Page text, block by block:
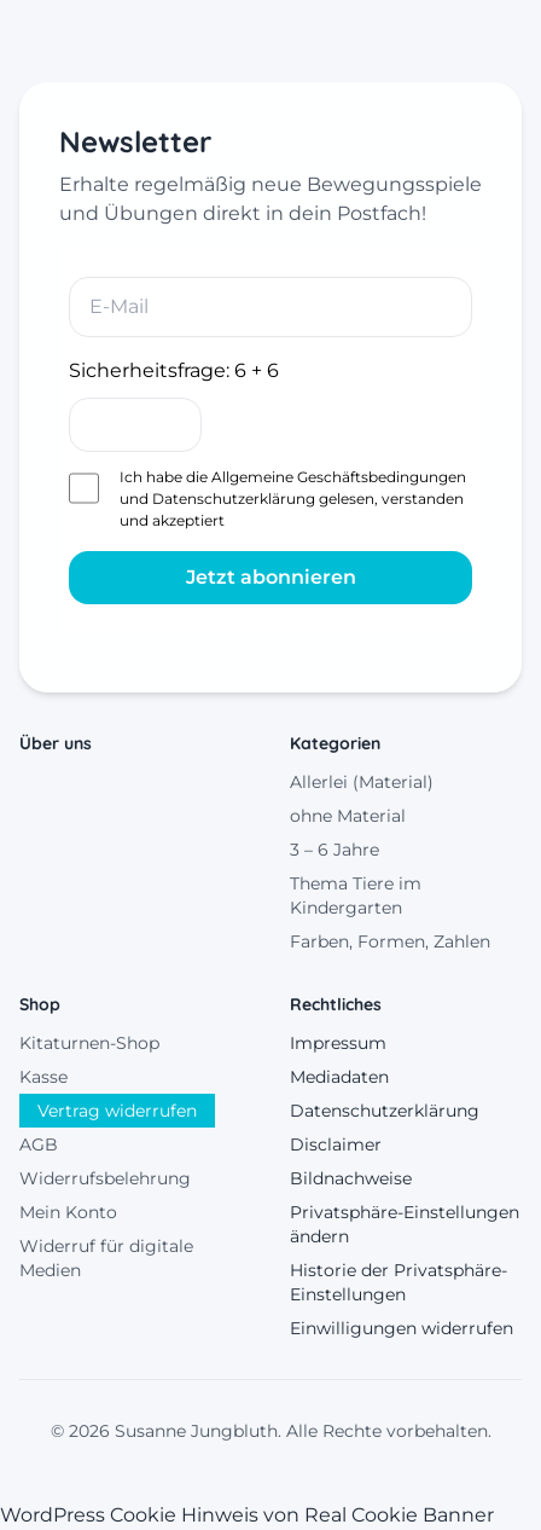
Newsletter
Erhalte regelmäßig neue Bewegungsspiele
und Übungen direkt in dein Postfach!
Sicherheitsfrage: 6 + 6
Ich habe die Allgemeine Geschäftsbedingungen
und Datenschutzerklärung gelesen, verstanden
und akzeptiert
Jetzt abonnieren
Über uns
Kategorien
Allerlei (Material)
ohne Material
3 – 6 Jahre
Thema Tiere im
Kindergarten
Farben, Formen, Zahlen
Shop
Kitaturnen-Shop
Kasse
Vertrag widerrufen
AGB
Widerrufsbelehrung
Mein Konto
Widerruf für digitale
Medien
Rechtliches
Impressum
Mediadaten
Datenschutzerklärung
Disclaimer
Bildnachweise
Privatsphäre-Einstellungen
ändern
Historie der Privatsphäre-
Einstellungen
Einwilligungen widerrufen
© 2026 Susanne Jungbluth. Alle Rechte vorbehalten.
WordPress Cookie Hinweis von Real Cookie Banner